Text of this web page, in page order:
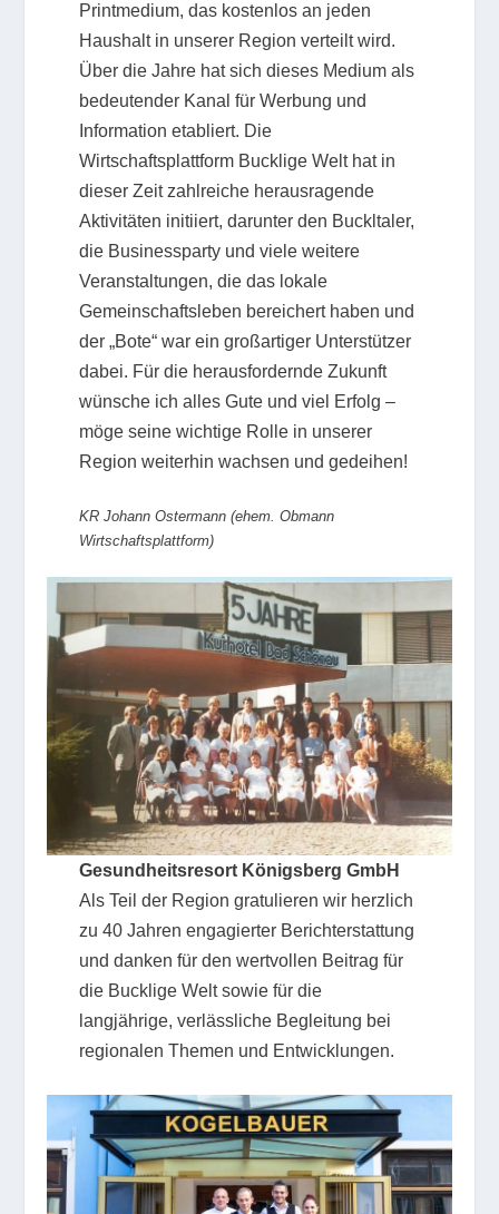
Printmedium, das kostenlos an jeden
Haushalt in unserer Region verteilt wird.
Über die Jahre hat sich dieses Medium als
bedeutender Kanal für Werbung und
Information etabliert. Die
Wirtschaftsplattform Bucklige Welt hat in
dieser Zeit zahlreiche herausragende
Aktivitäten initiiert, darunter den Buckltaler,
die Businessparty und viele weitere
Veranstaltungen, die das lokale
Gemeinschaftsleben bereichert haben und
der „Bote“ war ein großartiger Unterstützer
dabei. Für die herausfordernde Zukunft
wünsche ich alles Gute und viel Erfolg –
möge seine wichtige Rolle in unserer
Region weiterhin wachsen und gedeihen!
KR Johann Ostermann (ehem. Obmann
Wirtschaftsplattform)
Gesundheitsresort Königsberg GmbH
Als Teil der Region gratulieren wir herzlich
zu 40 Jahren engagierter Berichterstattung
und danken für den wertvollen Beitrag für
die Bucklige Welt sowie für die
langjährige, verlässliche Begleitung bei
regionalen Themen und Entwicklungen.